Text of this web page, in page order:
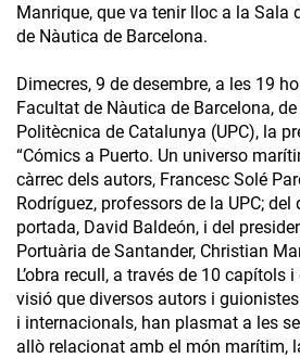
Manrique, que va tenir lloc a la Sala
de Nàutica de Barcelona.
Dimecres, 9 de desembre, a les 19
Facultat de Nàutica de Barcelona,
Politècnica de Catalunya (UPC), la
“Cómics a Puerto. Un universo
càrrec dels autors, Francesc Solé
Rodríguez, professors de la UPC;
portada, David Baldeón, i del
Portuària de Santander, Christian
L’obra recull, a través de 10 capítols
visió que diversos autors i
i internacionals, han plasmat a les
allò relacionat amb el món marítim,